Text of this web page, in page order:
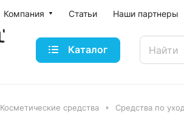
Компания Статьи Наши партнеры
Каталог
Косметические средства Средства по